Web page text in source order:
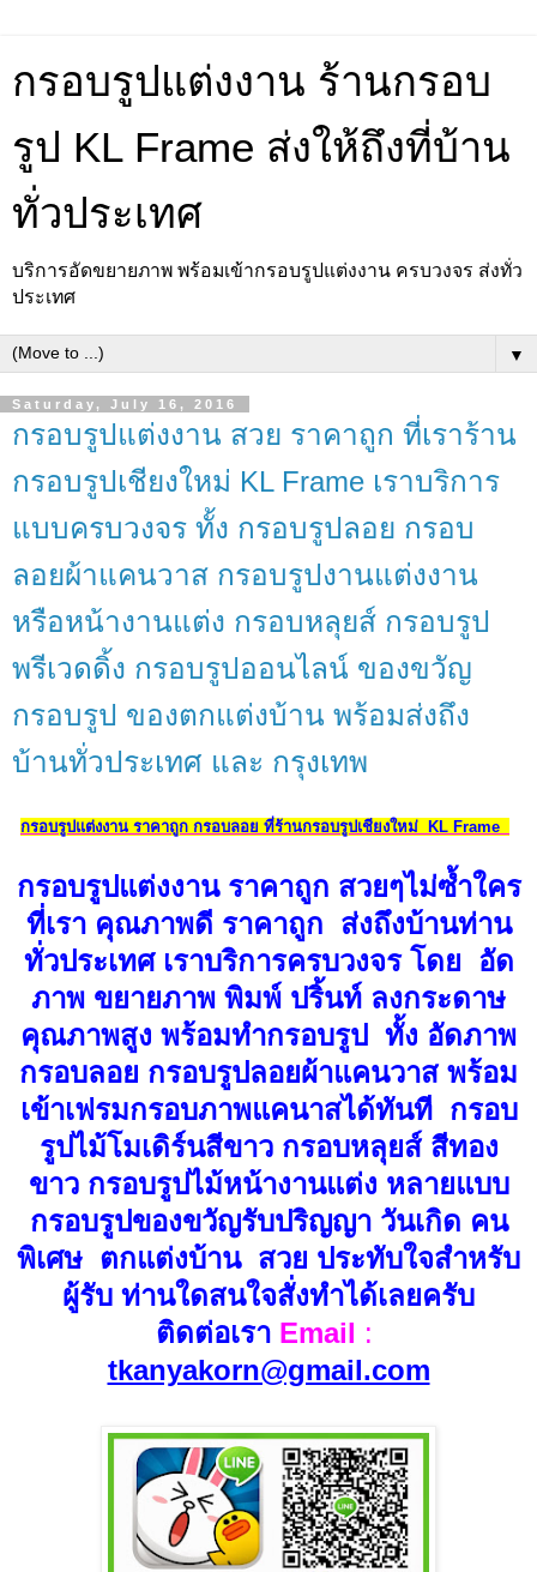
กรอบรูปแต่งงาน ร้านกรอบ
รูป KL Frame ส่งให้ถึงที่บ้าน
ทั่วประเทศ
บริการอัดขยายภาพ พร้อมเข้ากรอบรูปแต่งงาน ครบวงจร ส่งทั่ว
ประเทศ
▼
Saturday, July 16, 2016
กรอบรูปแต่งงาน สวย ราคาถูก ที่เราร้าน
กรอบรูปเชียงใหม่ KL Frame เราบริการ
แบบครบวงจร ทั้ง กรอบรูปลอย กรอบ
ลอยผ้าแคนวาส กรอบรูปงานแต่งงาน
หรือหน้างานแต่ง กรอบหลุยส์ กรอบรูป
พรีเวดดิ้ง กรอบรูปออนไลน์ ของขวัญ
กรอบรูป ของตกแต่งบ้าน พร้อมส่งถึง
บ้านทั่วประเทศ และ กรุงเทพ
กรอบรูปแต่งงาน ราคาถูก กรอบลอย ที่ร้านกรอบรูปเชียงใหม่ KL Frame
กรอบรูปแต่งงาน ราคาถูก สวยๆไม่ซ้ำใคร
ที่เรา คุณภาพดี ราคาถูก ส่งถึงบ้านท่าน
ทั่วประเทศ เราบริการครบวงจร โดย อัด
ภาพ ขยายภาพ พิมพ์ ปริ้นท์ ลงกระดาษ
คุณภาพสูง พร้อมทำกรอบรูป ทั้ง อัดภาพ
กรอบลอย กรอบรูปลอยผ้าแคนวาส พร้อม
เข้าเฟรมกรอบภาพแคนาสได้ทันที กรอบ
รูปไม้โมเดิร์นสีขาว กรอบหลุยส์ สีทอง
ขาว กรอบรูปไม้หน้างานแต่ง หลายแบบ
กรอบรูปของขวัญรับปริญญา วันเกิด คน
พิเศษ ตกแต่งบ้าน สวย ประทับใจสำหรับ
ผู้รับ ท่านใดสนใจสั่งทำได้เลยครับ
ติดต่อเรา Email :
tkanyakorn@gmail.com